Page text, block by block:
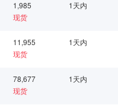
1,985
现货
1天内
11,955
现货
1天内
78,677
现货
1天内